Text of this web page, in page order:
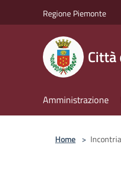
Regione Piemonte
Città
Amministrazione
Home >